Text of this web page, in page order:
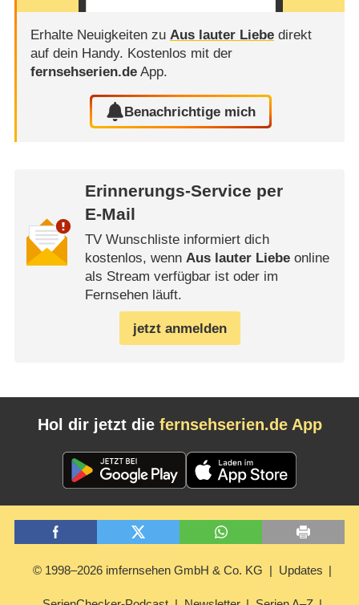
Erhalte Neuigkeiten zu Aus lauter Liebedirekt
auf dein Handy. Kostenlos mit der
fernsehserien.deApp.
Benachrichtige mich
Erinnerungs-Service per
E-Mail
TV Wunschliste informiert dich
kostenlos, wenn Aus lauter Liebeonline
als Stream verfügbar ist oder im
Fernsehen läuft.
jetzt anmelden
Hol dir jetzt die fernsehserien.de App
© 1998–2026 imfernsehen GmbH & Co. KG Updates